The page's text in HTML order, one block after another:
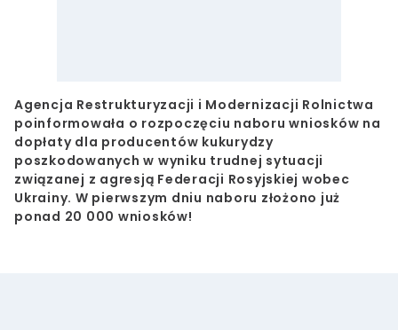
Agencja Restrukturyzacji i Modernizacji Rolnictwa
poinformowała o rozpoczęciu naboru wniosków na
dopłaty dla producentów kukurydzy
poszkodowanych w wyniku trudnej sytuacji
związanej z agresją Federacji Rosyjskiej wobec
Ukrainy. W pierwszym dniu naboru złożono już
ponad 20 000 wniosków!